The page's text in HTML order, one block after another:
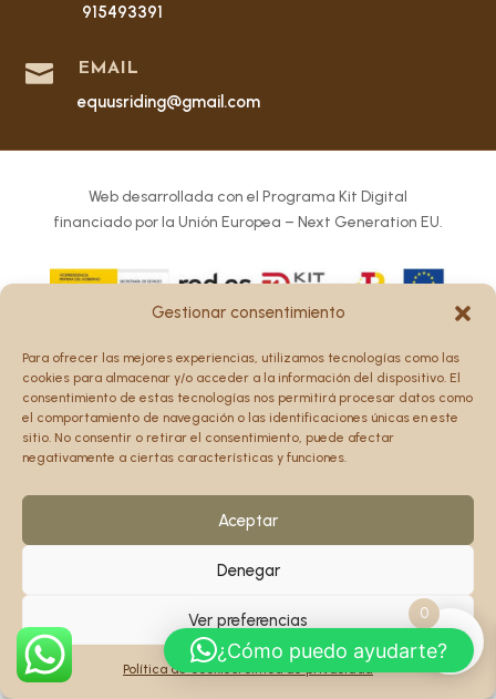
Gestionar consentimiento
Para ofrecer las mejores experiencias, utilizamos tecnologías como las
cookies para almacenar y/o acceder a la información del dispositivo. El
consentimiento de estas tecnologías nos permitirá procesar datos como
el comportamiento de navegación o las identificaciones únicas en este
sitio. No consentir o retirar el consentimiento, puede afectar
negativamente a ciertas características y funciones.
Aceptar
Denegar
Ver preferencias
Política de cookiesPolítica de privacidad
915493391
 EMAIL
equusriding@gmail.com
Web desarrollada con el Programa Kit Digital
financiado por la Unión Europea – Next Generation EU.
son únicamente los del autor o autores y no reflejan
necesariamente los de la Unión Europea o la Comisión
Europea.
Ni la Unión Europea ni la Comisión Europea pueden ser
0
¿Cómo puedo ayudarte?